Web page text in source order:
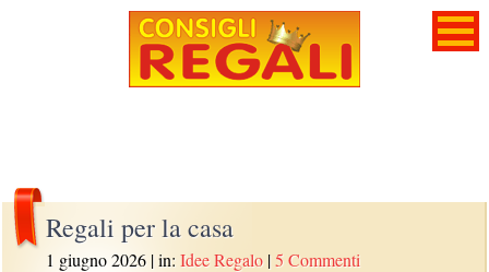
Regali per la casa
1 giugno 2026 | in:Idee Regalo|5 Commenti